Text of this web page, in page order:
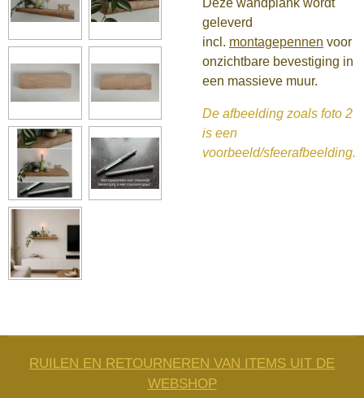
Deze wandplank wordt
geleverd
incl. montagepennen voor
onzichtbare bevestiging in
een massieve muur.
De afbeelding zoals foto 2
is een
voorbeeld/sfeerafbeelding.
RUILEN EN RETOURNEREN VAN ITEMS UIT DE
WEBSHOP